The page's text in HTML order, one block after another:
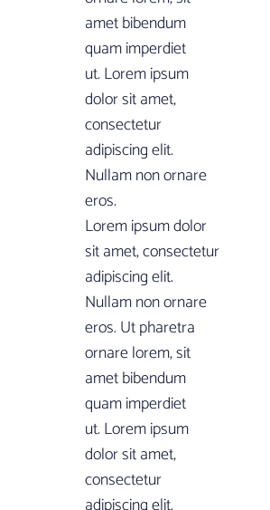
amet bibendum
quam imperdiet
ut. Lorem ipsum
dolor sit amet,
consectetur
adipiscing elit.
Nullam non ornare
eros.
Lorem ipsum dolor
sit amet, consectetur
adipiscing elit.
Nullam non ornare
eros. Ut pharetra
ornare lorem, sit
amet bibendum
quam imperdiet
ut. Lorem ipsum
dolor sit amet,
consectetur